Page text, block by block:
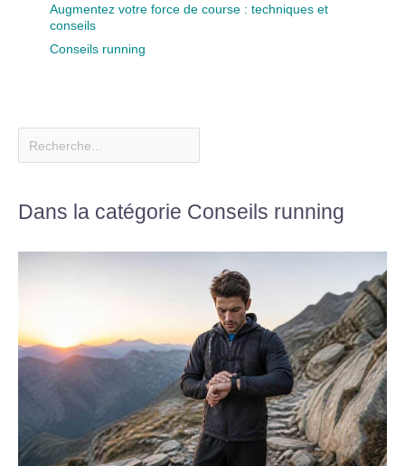
Augmentez votre force de course : techniques et
conseils
Conseils running
Dans la catégorie Conseils running